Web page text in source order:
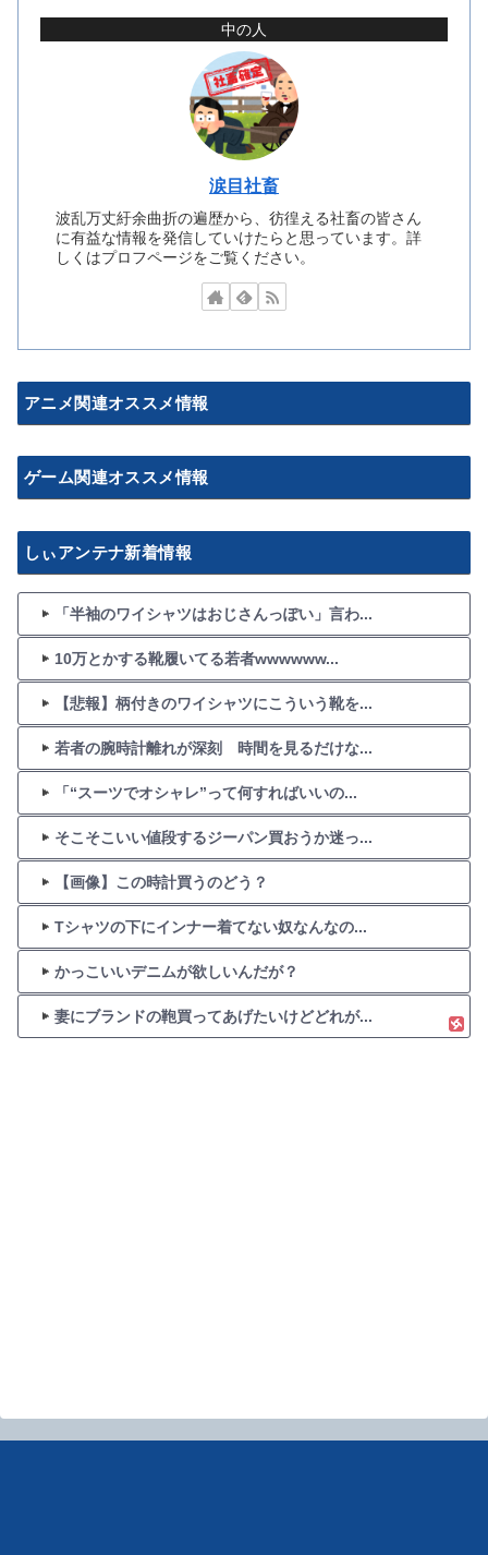
中の人
涙目社畜
波乱万丈紆余曲折の遍歴から、彷徨える社畜の皆さん
に有益な情報を発信していけたらと思っています。詳
しくはプロフページをご覧ください。
アニメ関連オススメ情報
ゲーム関連オススメ情報
しぃアンテナ新着情報
「半袖のワイシャツはおじさんっぽい」言わ...
10万とかする靴履いてる若者wwwwww...
【悲報】柄付きのワイシャツにこういう靴を...
若者の腕時計離れが深刻 時間を見るだけな...
「“スーツでオシャレ”って何すればいいの...
そこそこいい値段するジーパン買おうか迷っ...
【画像】この時計買うのどう？
Tシャツの下にインナー着てない奴なんなの...
かっこいいデニムが欲しいんだが？
妻にブランドの鞄買ってあげたいけどどれが...